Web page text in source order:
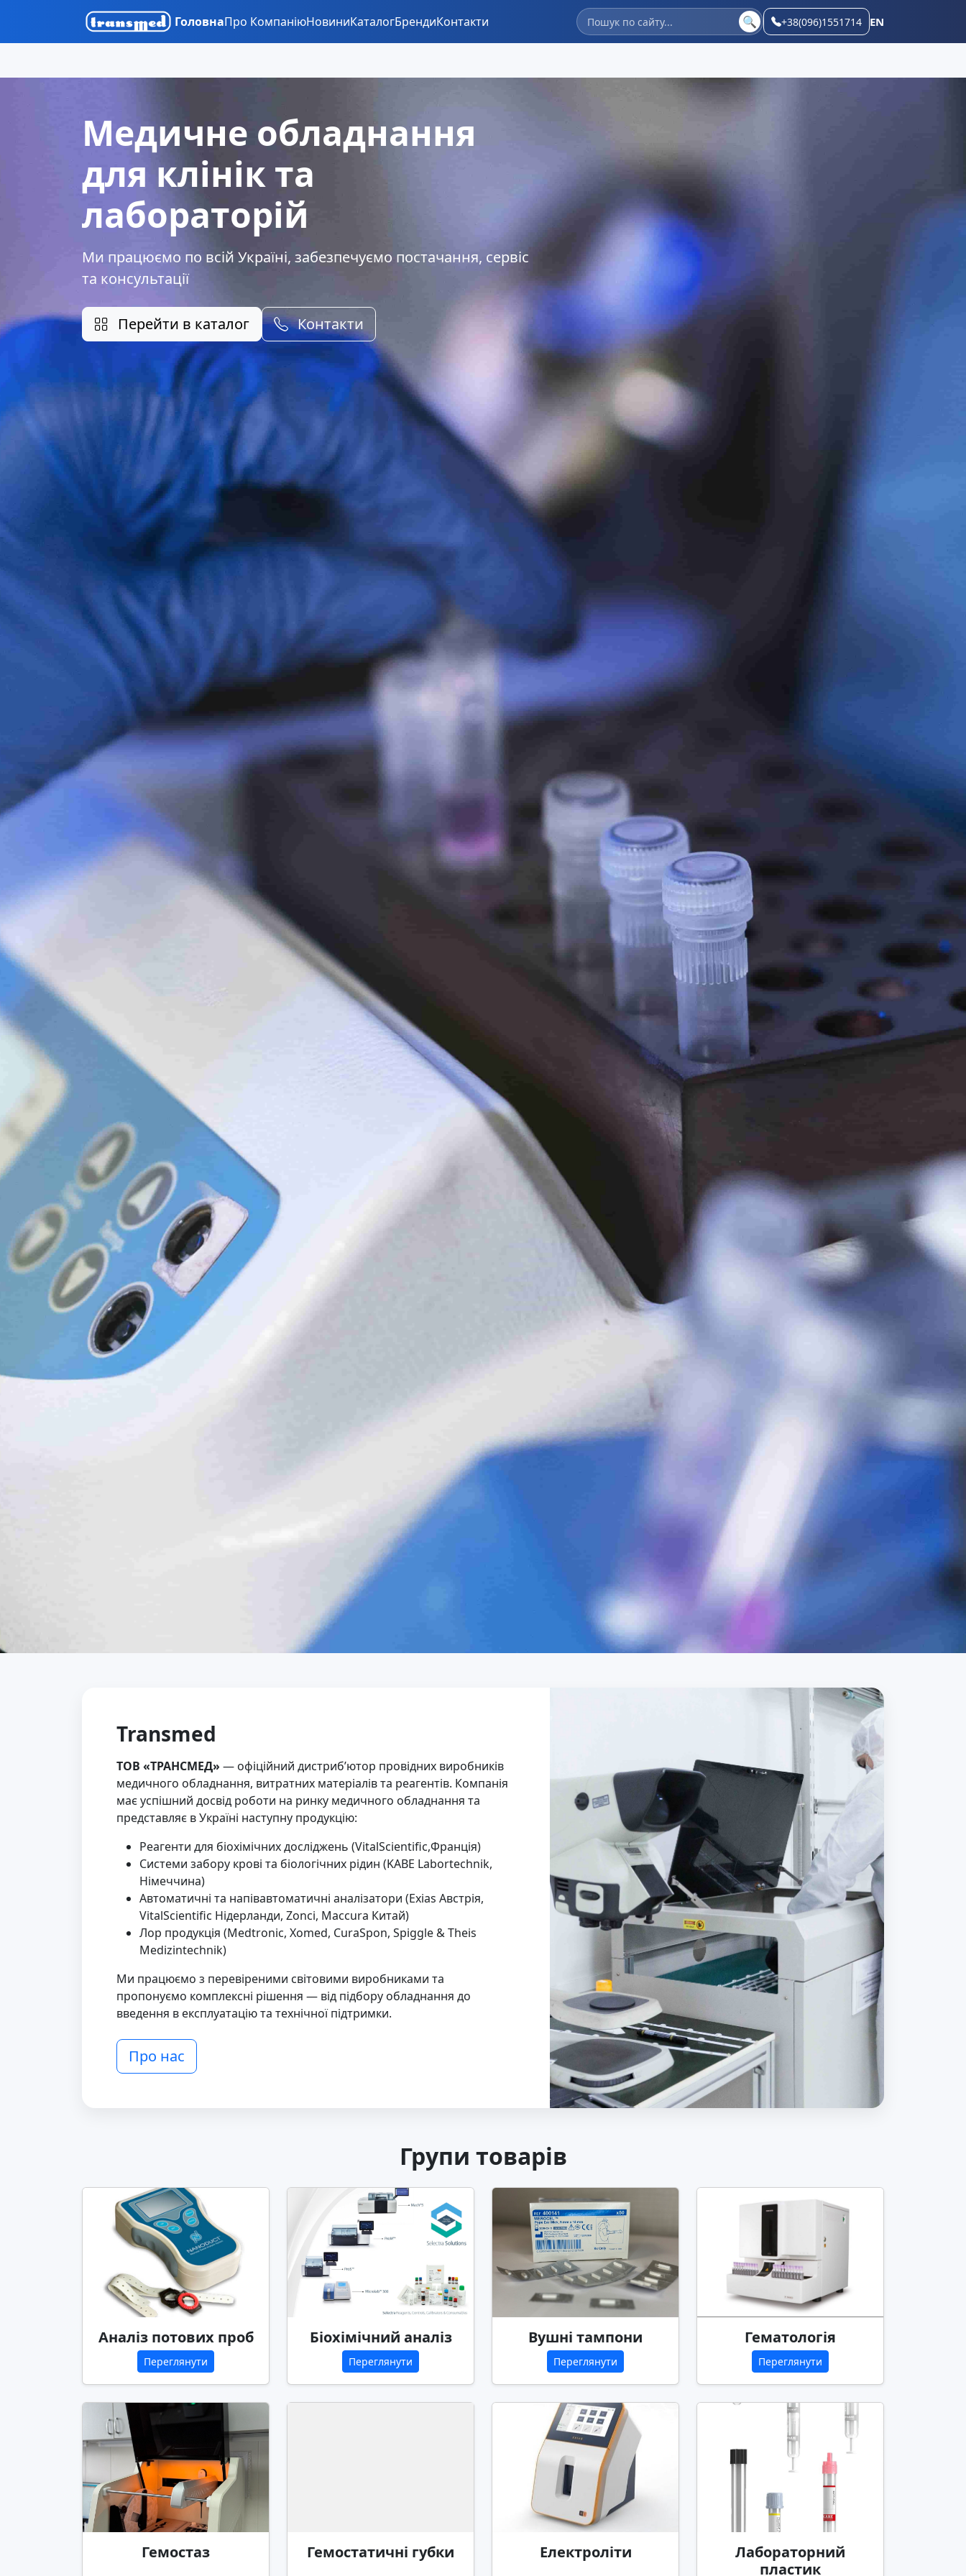
ГоловнаПро КомпаніюНовиниКаталогБрендиКонтакти 🔍 +38(096)1551714 EN
Медичне обладнання
для клінік та
лабораторій
Ми працюємо по всій Україні, забезпечуємо постачання, сервіс
та консультації
Перейти в каталог Контакти
Transmed
ТОВ «ТРАНСМЕД» — офіційний дистриб’ютор провідних виробників
медичного обладнання, витратних матеріалів та реагентів. Компанія
має успішний досвід роботи на ринку медичного обладнання та
представляє в Україні наступну продукцію:
Реагенти для біохімічних досліджень (VitalScientific,Франція)
Системи забору крові та біологічних рідин (KABE Labortechnik,
Німеччина)
Автоматичні та напівавтоматичні аналізатори (Exias Австрія,
VitalScientific Нідерланди, Zonci, Maccura Китай)
Лор продукція (Medtronic, Xomed, CuraSpon, Spiggle & Theis
Medizintechnik)
Ми працюємо з перевіреними світовими виробниками та
пропонуємо комплексні рішення — від підбору обладнання до
введення в експлуатацію та технічної підтримки.
Про нас
Групи товарів
Аналіз потових проб
Переглянути
Біохімічний аналіз
Переглянути
Вушні тампони
Переглянути
Гематологія
Переглянути
Гемостаз Гемостатичні губки Електроліти
Лабораторний
пластик